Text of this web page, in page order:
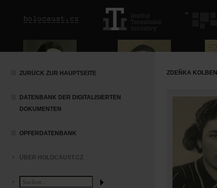
ZURÜCK ZUR HAUPTSEITE
DATENBANK DER DIGITALISIERTEN
DOKUMENTEN
OPFERDATENBANK
ÜBER HOLOCAUST.CZ
ZDEŇKA